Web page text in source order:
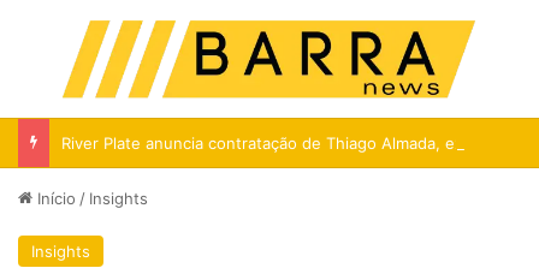
Menu
Início / Insights
Insights